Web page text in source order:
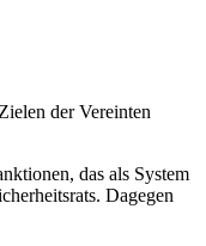
der Vereinten
das als System
Dagegen